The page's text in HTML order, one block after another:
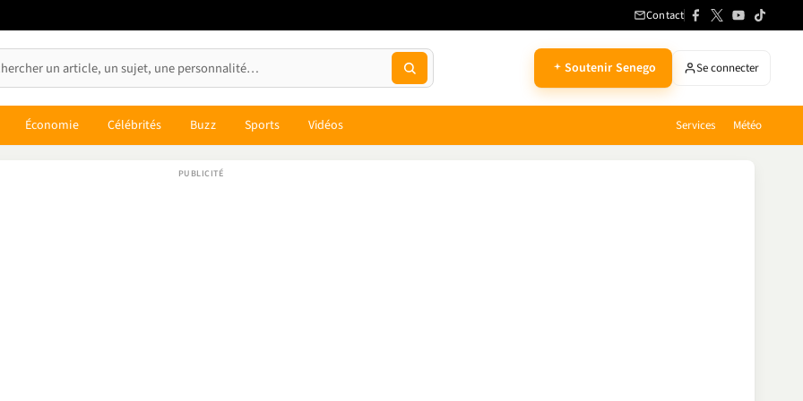
Contact
Soutenir Senego Se connecter
Économie Célébrités Buzz Sports Vidéos Services Météo